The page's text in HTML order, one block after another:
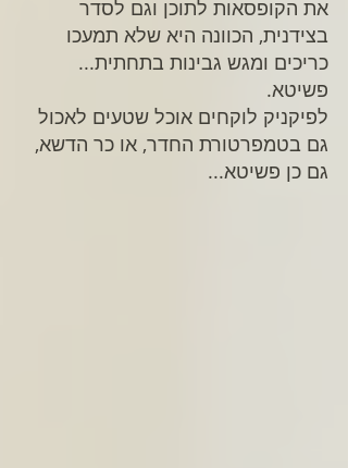
את הקופסאות לתוכן וגם לסדר
בצידנית, הכוונה היא שלא תמעכו
כריכים ומגש גבינות בתחתית...
פשיטא.
לפיקניק לוקחים אוכל שטעים לאכול
גם בטמפרטורת החדר, או כר הדשא,
גם כן פשיטא...